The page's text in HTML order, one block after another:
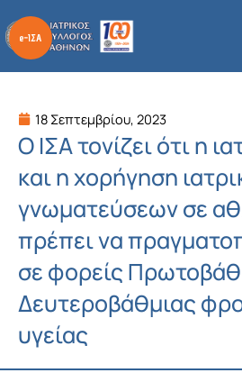
στο
περιεχόμενο
18 Σεπτεμβρίου, 2023
Ο ΙΣΑ τονίζει ότι η
και η χορήγηση
γνωματεύσεων σε
πρέπει να
σε φορείς
Δευτεροβάθμιας
υγείας